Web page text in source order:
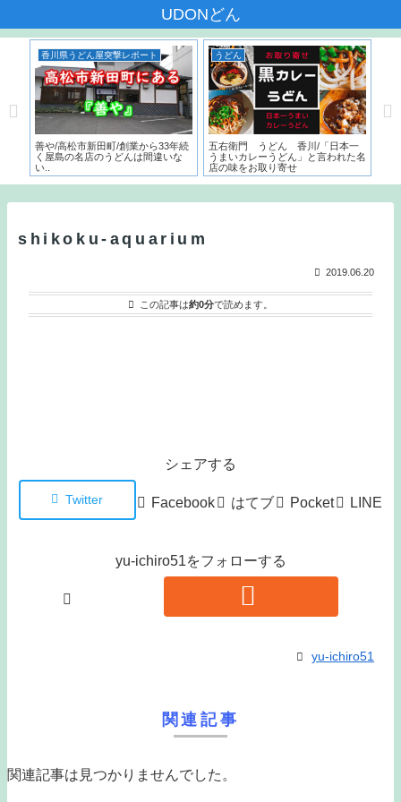
UDONどん
香川県うどん屋突撃レポート
善や/高松市新田町/創業から33年続
く屋島の名店のうどんは間違いな
い..
うどん
五右衛門 うどん 香川/「日本一
うまいカレーうどん」と言われた名
店の味をお取り寄せ
shikoku-aquarium
2019.06.20
この記事は約0分で読めます。
シェアする
Twitter Facebook はてブ Pocket LINE
yu-ichiro51をフォローする
yu-ichiro51
関連記事
関連記事は見つかりませんでした。